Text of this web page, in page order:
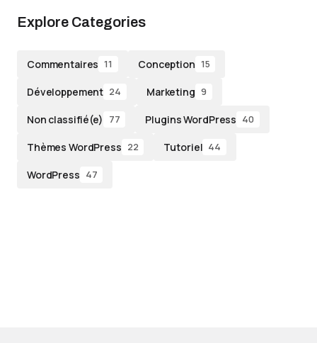
Explore Categories
Commentaires 11 Conception 15
Développement 24 Marketing 9
Non classifié(e) 77 Plugins WordPress 40
Thèmes WordPress 22 Tutoriel 44
WordPress 47